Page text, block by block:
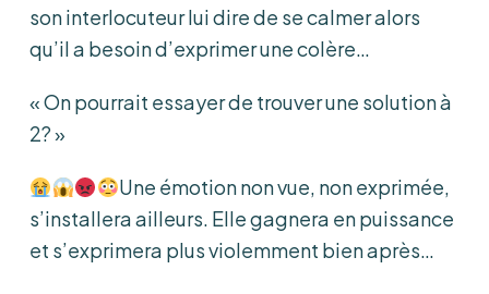
son interlocuteur lui dire de se calmer alors
qu’il a besoin d’exprimer une colère…
« On pourrait essayer de trouver une solution à
2? »
Une émotion non vue, non exprimée,
s’installera ailleurs. Elle gagnera en puissance
et s’exprimera plus violemment bien après…